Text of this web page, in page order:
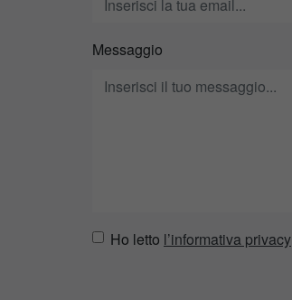
Messaggio
Ho letto l’informativa privacy